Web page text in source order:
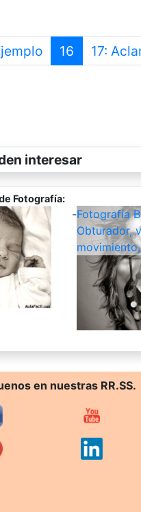
Anterior
16 17:
interesar
Fotografía:
-Fotografía
Obturador,
en nuestras RR.SS.